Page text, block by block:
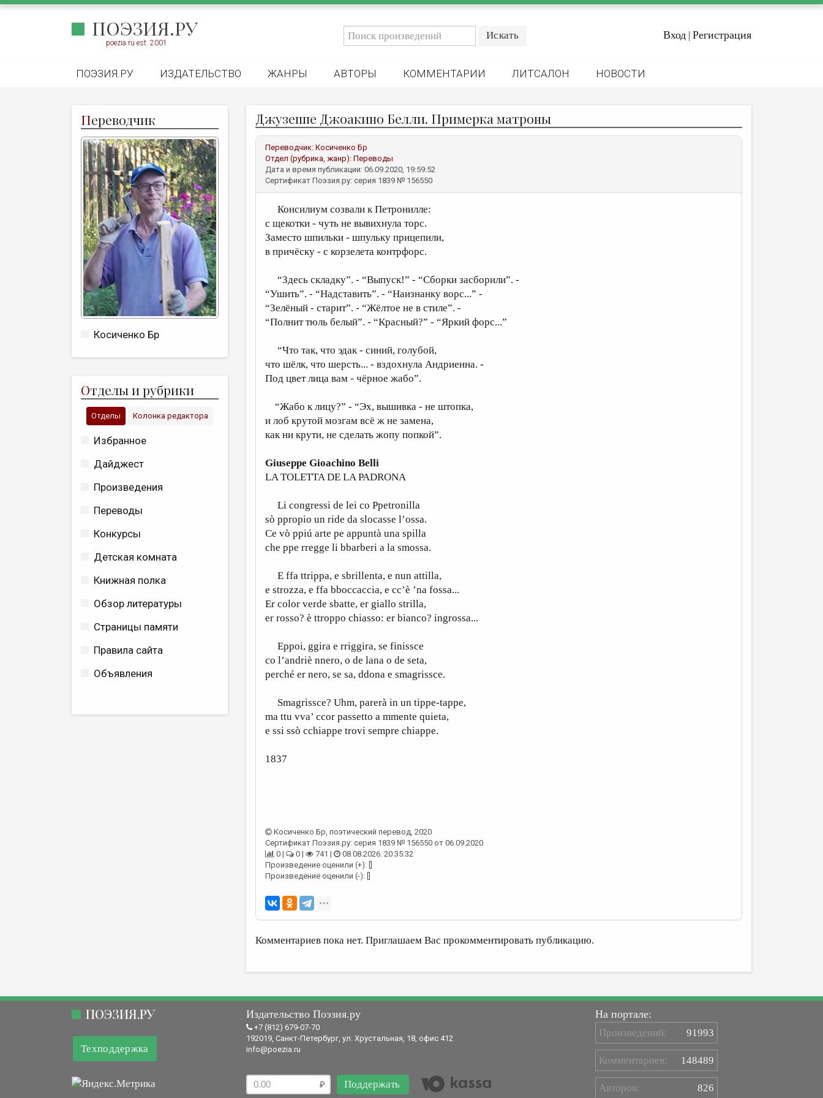
ПОЭЗИЯ.РУ
poezia.ru est. 2001
Вход | Регистрация
ПОЭЗИЯ.РУ ИЗДАТЕЛЬСТВО ЖАНРЫ АВТОРЫ КОММЕНТАРИИ ЛИТСАЛОН НОВОСТИ
Переводчик
Косиченко Бр
Отделы и рубрики
Отделы Колонка редактора
Избранное
Дайджест
Произведения
Переводы
Конкурсы
Детская комната
Книжная полка
Обзор литературы
Страницы памяти
Правила сайта
Объявления
Джузеппе Джоакино Белли. Примерка матроны
Переводчик: Косиченко Бр
Отдел (рубрика, жанр): Переводы
Дата и время публикации: 06.09.2020, 19:59:52
Сертификат Поэзия.ру: серия 1839 № 156550
Консилиум созвали к Петронилле:
с щекотки - чуть не вывихнула торс.
Заместо шпильки - шпульку прицепили,
в причёску - с корзелета контрфорс.
“Здесь складку”. - “Выпуск!” - “Cборки засборили”. -
“Ушить”. - “Надставить”. - “Наизнанку ворс...” -
“Зелёный - старит”. - “Жёлтое не в стиле”. -
“Полнит тюль белый”. - “Красный?” - “Яркий форс...”
“Что так, что эдак - синий, голубой,
что шёлк, что шерсть... - вздохнула Андриенна. -
Под цвет лица вам - чёрное жабо”.
“Жабо к лицу?” - “Эх, вышивка - не штопка,
и лоб крутой мозгам всё ж не замена,
как ни крути, не сделать жопу попкой”.
Giuseppe Gioachino Belli
LA TOLETTA DE LA PADRONA
Li congressi de lei co Ppetronilla
sò ppropio un ride da slocasse l’ossa.
Ce vò ppiú arte pe appuntà una spilla
che ppe rregge li bbarberi a la smossa.
E ffa ttrippa, e sbrillenta, e nun attilla,
e strozza, e ffa bboccaccia, e cc’è ’na fossa...
Er color verde sbatte, er giallo strilla,
er rosso? è ttroppo chiasso: er bianco? ingrossa...
Eppoi, ggira e rriggira, se finissce
co l’andriè nnero, o de lana o de seta,
perché er nero, se sa, ddona e smagrissce.
Smagrissce? Uhm, parerà in un tippe-tappe,
ma ttu vva’ ccor passetto a mmente quieta,
e ssi ssò cchiappe trovi sempre chiappe.
1837
Косиченко Бр, поэтический перевод, 2020
Сертификат Поэзия.ру: серия 1839 № 156550 от 06.09.2020
0 |
0 | 741 |
08.08.2026. 20:35:32
Произведение оценили (+): []
Произведение оценили (-): []
Комментариев пока нет. Приглашаем Вас прокомментировать публикацию.
ПОЭЗИЯ.РУ
Техподдержка
Издательство Поэзия.ру
+7 (812) 679-07-70
192019, Санкт-Петербург, ул. Хрустальная, 18, офис 412
info@poezia.ru
Поддержать
На портале:
Произведений: 91993
Комментариев: 148489
Авторов: 826